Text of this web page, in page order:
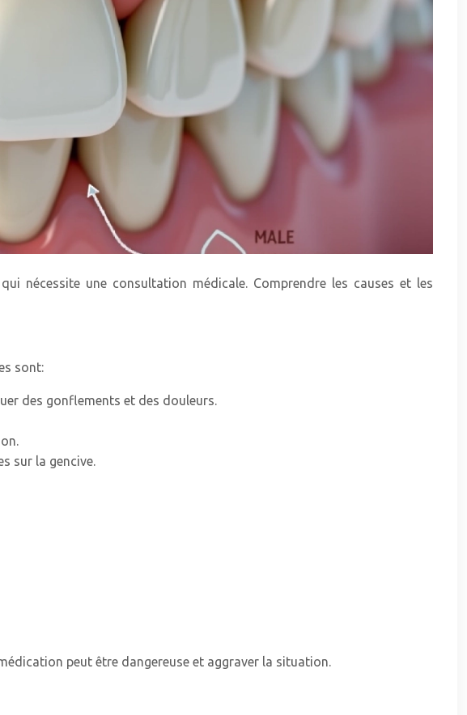
nécessite une consultation médicale. Comprendre les causes et les
sont:
des gonflements et des douleurs.
sur la gencive.
peut être dangereuse et aggraver la situation.